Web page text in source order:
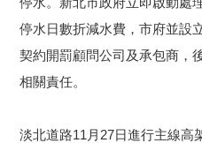
停水日數折減水費，市府並設
契約開罰顧問公司及承包商，
相關責任。
淡北道路11月27日進行主線高